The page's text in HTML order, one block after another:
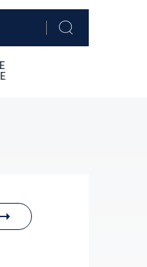
LANGUAGE